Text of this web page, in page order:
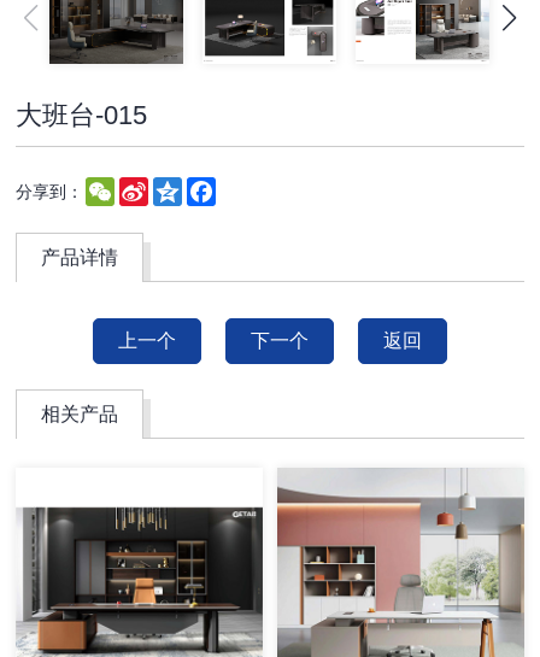
大班台-015
分享到： WeChat
Sina
Weibo
Qzone
产品详情
上一个 下一个 返回
相关产品